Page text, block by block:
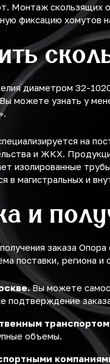
Монтаж скользящих
фиксацию хомутов
диаметром 32-
можете узнать у
на
и ЖКХ.
изолированные
в магистральных и
и
заказа
поставки, региона и
Вы можете
подтверждение
объемы.